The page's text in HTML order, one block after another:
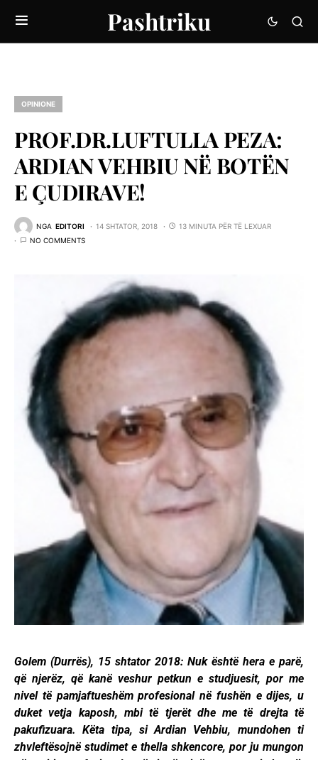
Pashtriku
OPINIONE
PROF.DR.LUFTULLA PEZA:
ARDIAN VEHBIU NË BOTËN
E ÇUDIRAVE!
NGA EDITORI 14 SHTATOR, 2018
13 MINUTA PËR TË LEXUAR
NO COMMENTS
Golem (Durrës), 15 shtator 2018: Nuk është hera e parë,
që njerëz, që kanë veshur petkun e studjuesit, por me
nivel të pamjaftueshëm profesional në fushën e dijes, u
duket vetja kaposh, mbi të tjerët dhe me të drejta të
pakufizuara. Këta tipa, si Ardian Vehbiu, mundohen ti
zhvleftësojnë studimet e thella shkencore, por ju mungon